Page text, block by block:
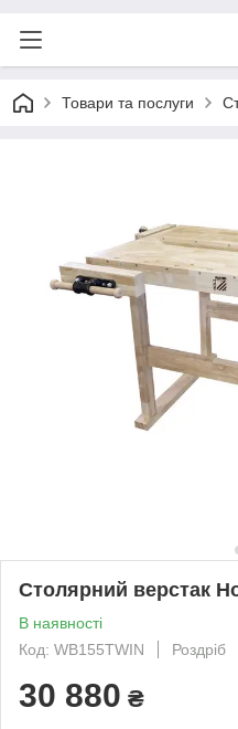
Товари та послуги
Столярний верстак
В наявності
Код: WB155TWIN
Роздріб
30 880 ₴